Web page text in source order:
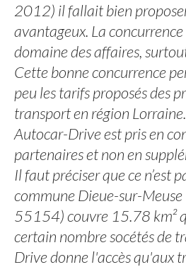
2012) il fallait bien
avantageux. La
domaine des affaires,
Cette bonne concurrence
peu les tarifs proposés des
transport en région
Autocar-Drive est pris en
partenaires et non en
Il faut préciser que ce n’est
commune Dieue-sur-Meuse
55154) couvre 15.78 km²
certain nombre socétés de
Drive donne l'accès qu'aux